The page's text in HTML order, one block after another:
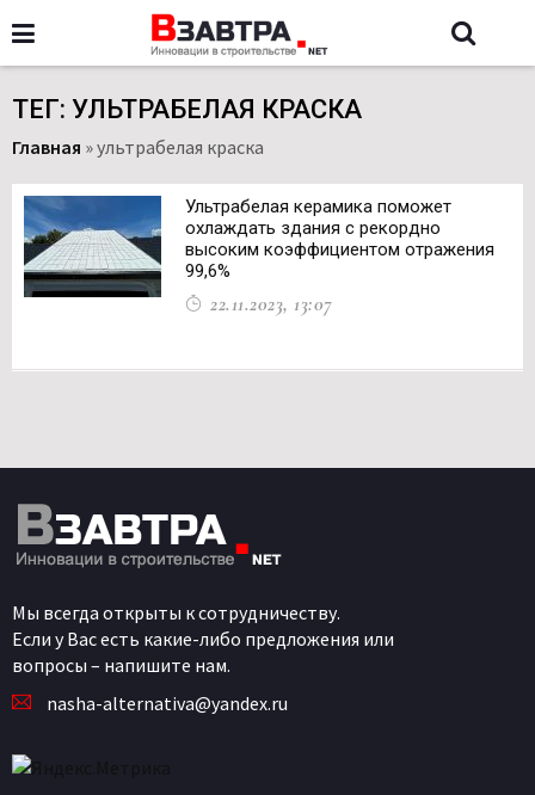
ТЕГ: УЛЬТРАБЕЛАЯ КРАСКА
Главная »ультрабелая краска
Ультрабелая керамика поможет
охлаждать здания с рекордно
высоким коэффициентом отражения
99,6%
22.11.2023, 13:07
Мы всегда открыты к сотрудничеству.
Если у Вас есть какие-либо предложения или
вопросы – напишите нам.
nasha-alternativa@yandex.ru